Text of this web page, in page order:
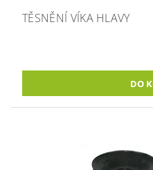
TĚSNĚNÍ VÍKA HLAVY